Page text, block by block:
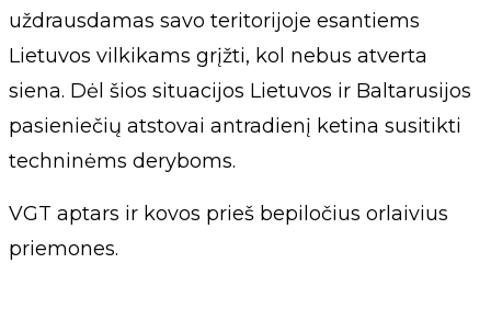
uždrausdamas savo teritorijoje esantiems
Lietuvos vilkikams grįžti, kol nebus atverta
siena. Dėl šios situacijos Lietuvos ir Baltarusijos
pasieniečių atstovai antradienį ketina susitikti
techninėms deryboms.
VGT aptars ir kovos prieš bepiločius orlaivius
priemones.